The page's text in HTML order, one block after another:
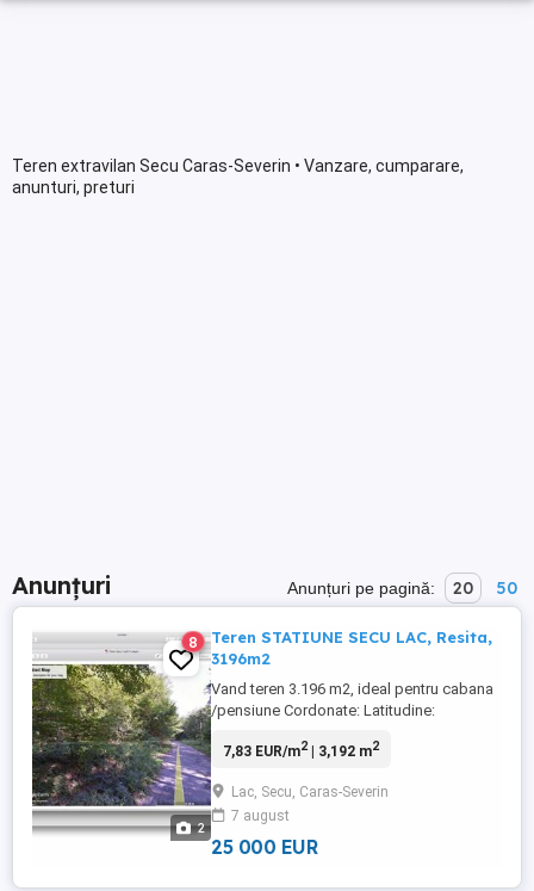
Teren extravilan Secu Caras-Severin • Vanzare, cumparare,
anunturi, preturi
Anunțuri Anunțuri pe pagină: 20 50
2
8
Teren STATIUNE SECU LAC, Resita,
3196m2
Vand teren 3.196 m2, ideal pentru cabana
/pensiune Cordonate: Latitudine:
Caracteristici: 1. Situat la marginea lacului,
2. Drum asfaltat 3. Linie medie curent,
front + lateral 4 Sursa alimentare apa,
uzina de apa S ...
7,83 EUR/m2| 3,192 m2
Lac, Secu, Caras-Severin
7 august
25 000 EUR